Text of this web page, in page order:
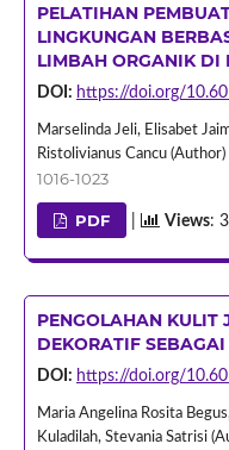
PELATIHAN
LINGKUNGAN
LIMBAH ORGANIK DI
DOI: https://doi.org/
Marselinda Jeli, Elisabet
Ristolivianus Cancu (Author)
1016-1023
PDF Views:
PENGOLAHAN KULIT
DEKORATIF
DOI: https://doi.org/
Maria Angelina Rosita
Kuladilah, Stevania Satrisi